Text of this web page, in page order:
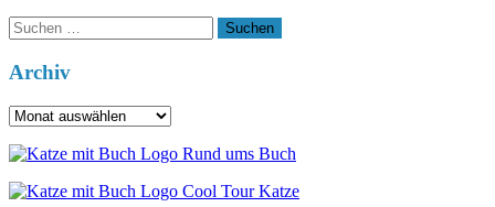
Suchen
nach:
Archiv
Archiv